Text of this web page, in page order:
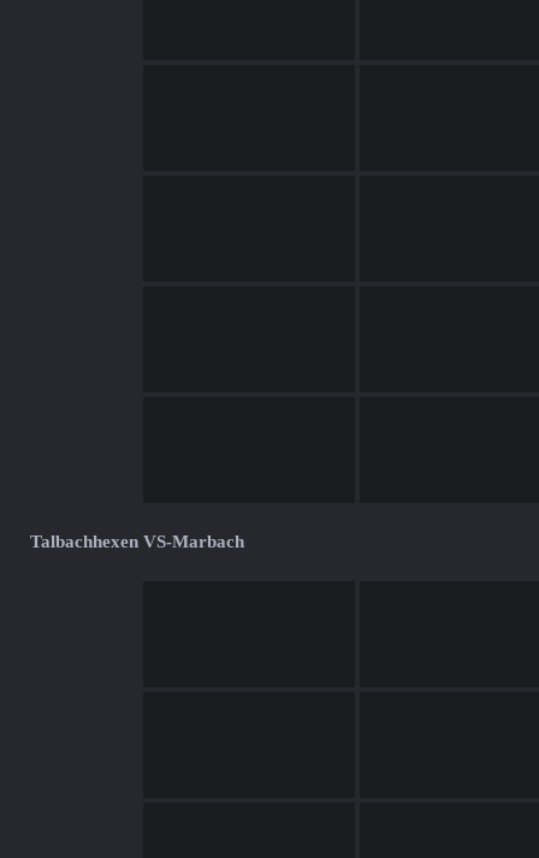
Talbachhexen VS-Marbach